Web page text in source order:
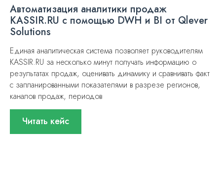
Автоматизация аналитики продаж
KASSIR.RU с помощью DWH и BI от Qlever
Solutions
Единая аналитическая система позволяет руководителям
KASSIR.RU за несколько минут получать информацию о
результатах продаж, оценивать динамику и сравнивать факт
с запланированными показателями в разрезе регионов,
каналов продаж, периодов
Читать кейс